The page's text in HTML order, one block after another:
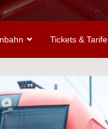
Tickets & Tarife